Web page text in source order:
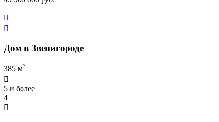


Дом в Звенигороде
385 м2

5 и более
4
